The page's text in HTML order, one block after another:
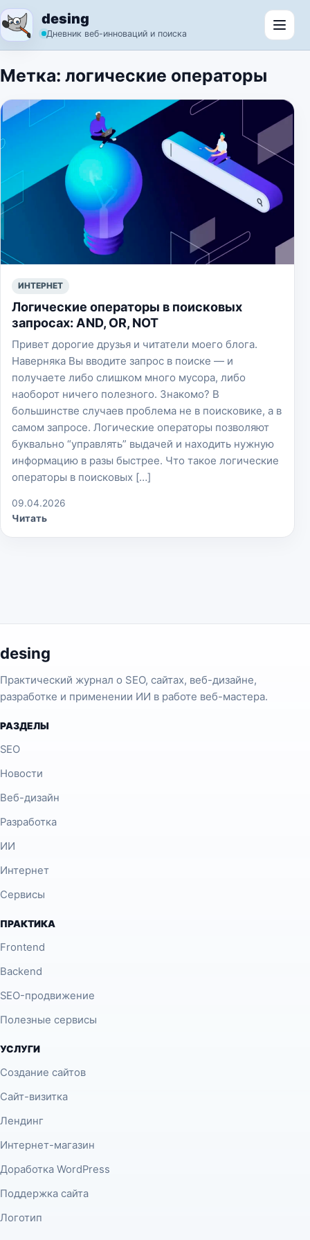
Перейти к содержимому
desing
Дневник веб-инноваций и поиска
Метка: логические операторы
ИНТЕРНЕТ
Логические операторы в поисковых
запросах: AND, OR, NOT
Привет дорогие друзья и читатели моего блога.
Наверняка Вы вводите запрос в поиске — и
получаете либо слишком много мусора, либо
наоборот ничего полезного. Знакомо? В
большинстве случаев проблема не в поисковике, а в
самом запросе. Логические операторы позволяют
буквально “управлять” выдачей и находить нужную
информацию в разы быстрее. Что такое логические
операторы в поисковых […]
09.04.2026
Читать
desing
Практический журнал о SEO, сайтах, веб-дизайне,
разработке и применении ИИ в работе веб-мастера.
РАЗДЕЛЫ
SEO
Новости
Веб-дизайн
Разработка
ИИ
Интернет
Сервисы
ПРАКТИКА
Frontend
Backend
SEO-продвижение
Полезные сервисы
УСЛУГИ
Создание сайтов
Сайт-визитка
Лендинг
Интернет-магазин
Доработка WordPress
Поддержка сайта
Логотип